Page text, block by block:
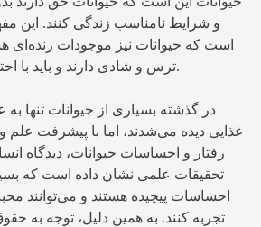
و شرایط نامناسب زندگی کنند. این
است که حیوانات نیز موجودات زنده‌ای
ترس و شادی دارند و باید با احترام با آن‌ها رفتار شود.
در گذشته بسیاری از حیوانات تنها به
غذایی دیده می‌شدند، اما با پیشرفت علم
رفتار و احساسات حیوانات، دیدگاه
تحقیقات علمی نشان داده است که
احساسات پیچیده هستند و می‌توانند
تجربه کنند. به همین دلیل، توجه به